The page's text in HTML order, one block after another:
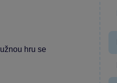
hru se